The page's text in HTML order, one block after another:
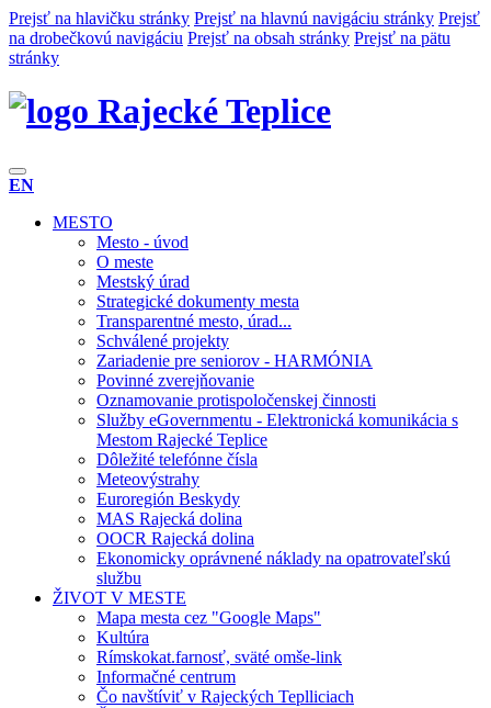
Prejsť na hlavičku stránky Prejsť na hlavnú navigáciu stránky Prejsť
na drobečkovú navigáciu Prejsť na obsah stránky Prejsť na pätu
stránky
Rajecké Teplice
EN
MESTO
Mesto - úvod
O meste
Mestský úrad
Strategické dokumenty mesta
Transparentné mesto, úrad...
Schválené projekty
Zariadenie pre seniorov - HARMÓNIA
Povinné zverejňovanie
Oznamovanie protispoločenskej činnosti
Služby eGovernmentu - Elektronická komunikácia s
Mestom Rajecké Teplice
Dôležité telefónne čísla
Meteovýstrahy
Euroregión Beskydy
MAS Rajecká dolina
OOCR Rajecká dolina
Ekonomicky oprávnené náklady na opatrovateľskú
službu
ŽIVOT V MESTE
Mapa mesta cez "Google Maps"
Kultúra
Rímskokat.farnosť, sväté omše-link
Informačné centrum
Čo navštíviť v Rajeckých Teplliciach